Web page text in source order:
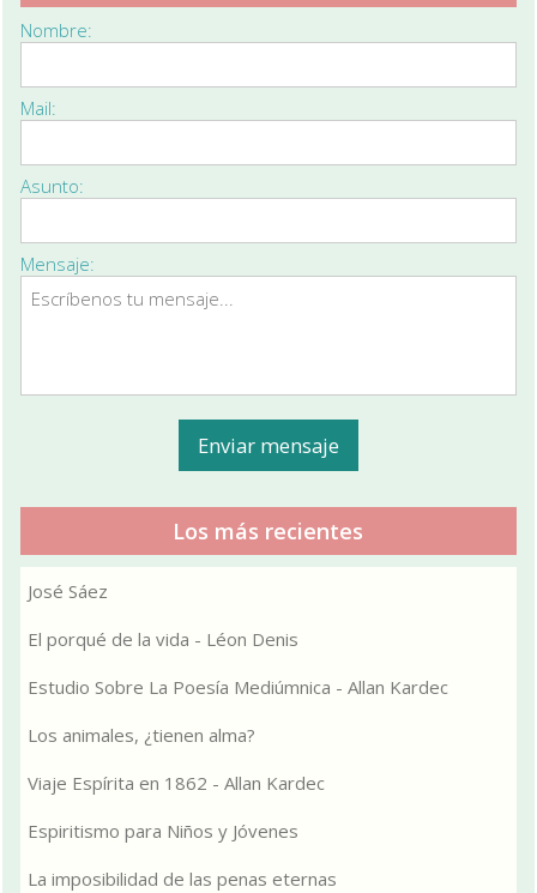
Nombre:
Mail:
Asunto:
Mensaje:
Los más recientes
José Sáez
El porqué de la vida - Léon Denis
Estudio Sobre La Poesía Mediúmnica - Allan Kardec
Los animales, ¿tienen alma?
Viaje Espírita en 1862 - Allan Kardec
Espiritismo para Niños y Jóvenes
La imposibilidad de las penas eternas